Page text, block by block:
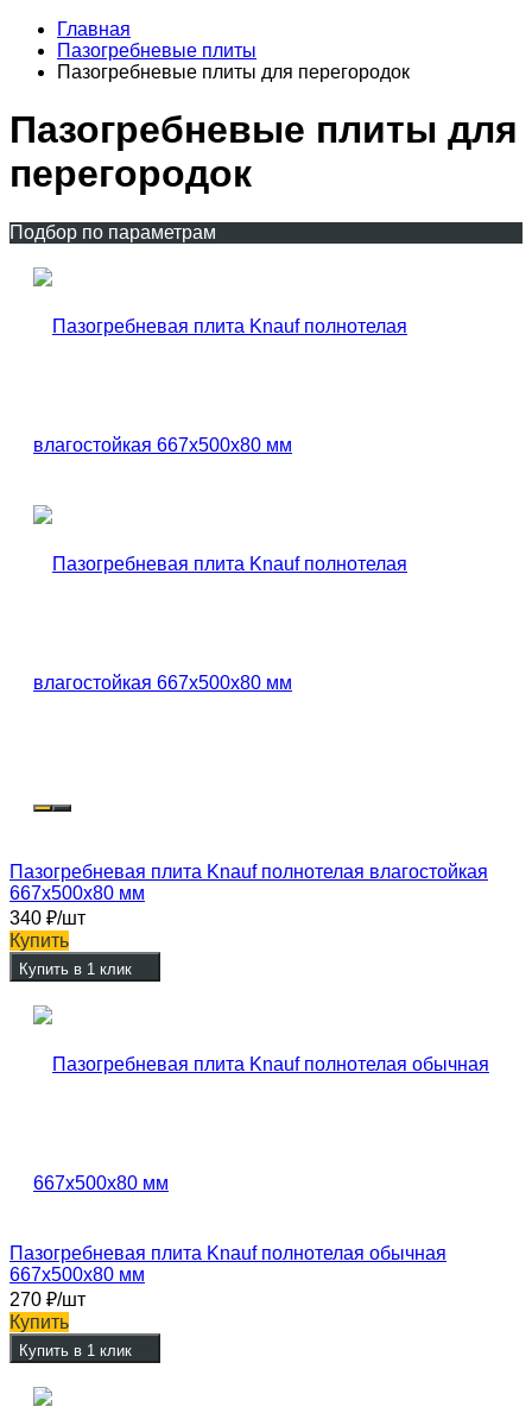
Главная
Пазогребневые плиты
Пазогребневые плиты для перегородок
Пазогребневые плиты для
перегородок
Подбор по параметрам
Пазогребневая плита Knauf полнотелая влагостойкая
667x500x80 мм
340 ₽/шт
Купить
Купить в 1 клик
Пазогребневая плита Knauf полнотелая обычная
667х500х80 мм
270 ₽/шт
Купить
Купить в 1 клик